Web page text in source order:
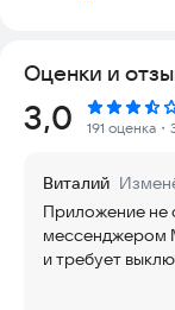
зашифрованному
· Администратор
устройством
получаемые с
Благодаря
несессионного
Оценки и
Рейтинг:
3,0 191 оценка
Виталий
Приложение не
мессенджером
и требует